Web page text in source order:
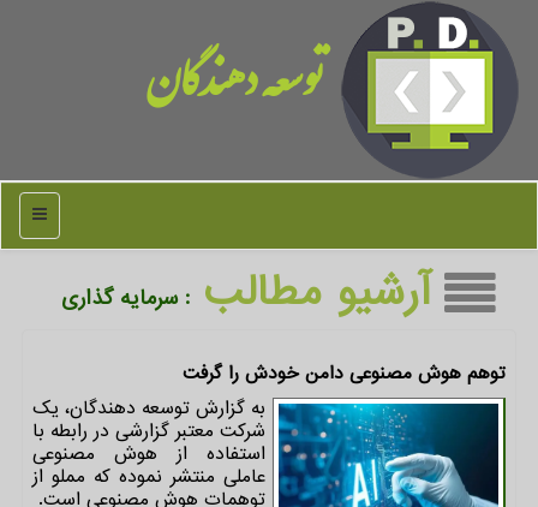
توسعه دهندگان
منو
آرشیو مطالب : سرمایه گذاری
توهم هوش مصنوعی دامن خودش را گرفت
به گزارش توسعه دهندگان، یک
شرکت معتبر گزارشی در رابطه با
استفاده از هوش مصنوعی
عاملی منتشر نموده که مملو از
توهمات هوش مصنوعی است.